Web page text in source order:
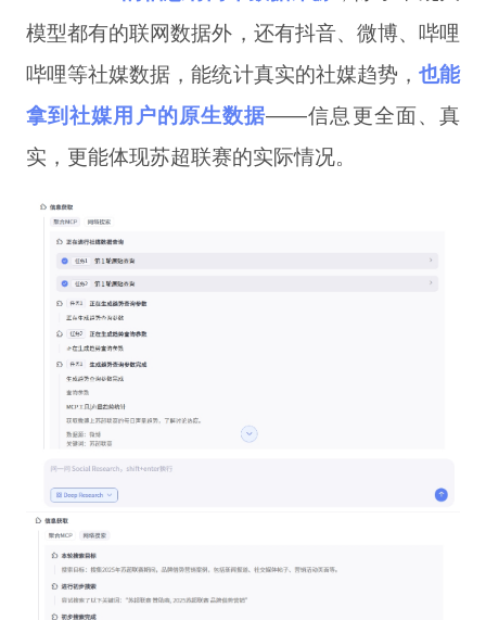
模型都有的联网数据外，还有抖音、微博、哔哩
哔哩等社媒数据，能统计真实的社媒趋势，也能
拿到社媒用户的原生数据——信息更全面、真
实，更能体现苏超联赛的实际情况。